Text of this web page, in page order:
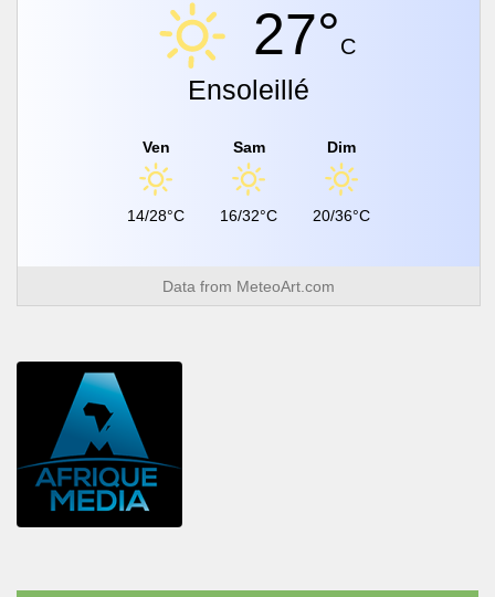
27°C
Ensoleillé
Ven
14/28°C
Sam
16/32°C
Dim
20/36°C
Data from MeteoArt.com